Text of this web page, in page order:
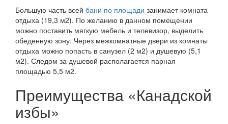
Большую часть всей бани по площади занимает комната
отдыха (19,3 м2). По желанию в данном помещении
можно поставить мягкую мебель и телевизор, выделить
обеденную зону. Через межкомнатные двери из комнаты
отдыха можно попасть в санузел (2 м2) и душевую (5,1
м2). Следом за душевой располагается парная
площадью 5,5 м2.
Преимущества «Канадской
избы»